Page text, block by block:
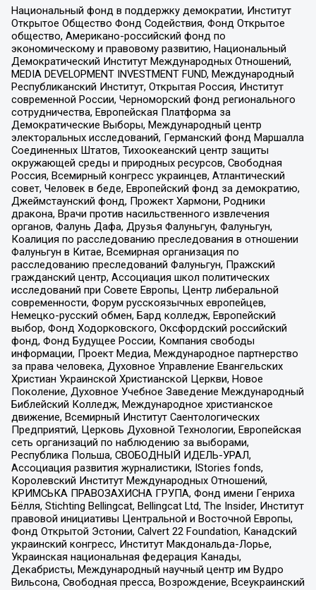
Национальный фонд в поддержку демократии, Институт
Открытое Общество Фонд Содействия, Фонд Открытое
общество, Американо-российский фонд по
экономическому и правовому развитию, Национальный
Демократический Институт Международных Отношений,
MEDIA DEVELOPMENT INVESTMENT FUND, Международный
Республиканский Институт, Открытая Россия, Институт
современной России, Черноморский фонд регионального
сотрудничества, Европейская Платформа за
Демократические Выборы, Международный центр
электоральных исследований, Германский фонд Маршалла
Соединенных Штатов, Тихоокеанский центр защиты
окружающей среды и природных ресурсов, Свободная
Россия, Всемирный конгресс украинцев, Атлантический
совет, Человек в беде, Европейский фонд за демократию,
Джеймстаунский фонд, Прожект Хармони, Родники
дракона, Врачи против насильственного извлечения
органов, Фалунь Дафа, Друзья Фалуньгун, Фалуньгун,
Коалиция по расследованию преследования в отношении
Фалуньгун в Китае, Всемирная организация по
расследованию преследований Фалуньгун, Пражский
гражданский центр, Ассоциация школ политических
исследований при Совете Европы, Центр либеральной
современности, Форум русскоязычных европейцев,
Немецко-русский обмен, Бард колледж, Европейский
выбор, Фонд Ходорковского, Оксфордский российский
фонд, Фонд Будущее России, Компания свободы
информации, Проект Медиа, Международное партнерство
за права человека, Духовное Управление Евангельских
Христиан Украинской Христианской Церкви, Новое
Поколение, Духовное Учебное Заведение Международный
Библейский Колледж, Международное христианское
движение, Всемирный Институт Саентологических
Предприятий, Церковь Духовной Технологии, Европейская
сеть организаций по наблюдению за выборами,
Республика Польша, СВОБОДНЫЙ ИДЕЛЬ-УРАЛ,
Ассоциация развития журналистики, IStories fonds,
Королевский Институт Международных Отношений,
КРИМСЬКА ПРАВОЗАХИСНА ГРУПА, Фонд имени Генриха
Бёлля, Stichting Bellingcat, Bellingcat Ltd, The Insider, Институт
правовой инициативы Центральной и Восточной Европы,
Фонд Открытой Эстонии, Calvert 22 Foundation, Канадский
украинский конгресс, Институт Макдональда-Лорье,
Украинская национальная федерация Канады,
Декабристы, Международный научный центр им Вудро
Вильсона, Свободная пресса, Возрождение, Всеукраинский